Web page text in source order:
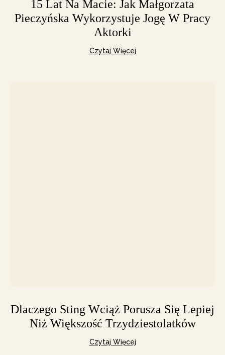
15 Lat Na Macie: Jak Małgorzata
Pieczyńska Wykorzystuje Jogę W Pracy
Aktorki
Czytaj Więcej
Dlaczego Sting Wciąż Porusza Się Lepiej
Niż Większość Trzydziestolatków
Czytaj Więcej